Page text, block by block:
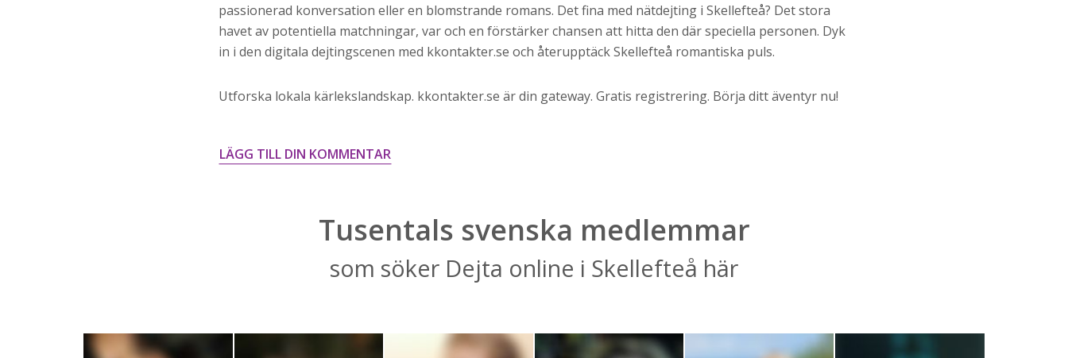
passionerad konversation eller en blomstrande romans. Det fina med nätdejting i Skellefteå? Det stora
havet av potentiella matchningar, var och en förstärker chansen att hitta den där speciella personen. Dyk
in i den digitala dejtingscenen med kkontakter.se och återupptäck Skellefteå romantiska puls.
Utforska lokala kärlekslandskap. kkontakter.se är din gateway. Gratis registrering. Börja ditt äventyr nu!
LÄGG TILL DIN KOMMENTAR
Tusentals svenska medlemmar
som söker Dejta online i Skellefteå här